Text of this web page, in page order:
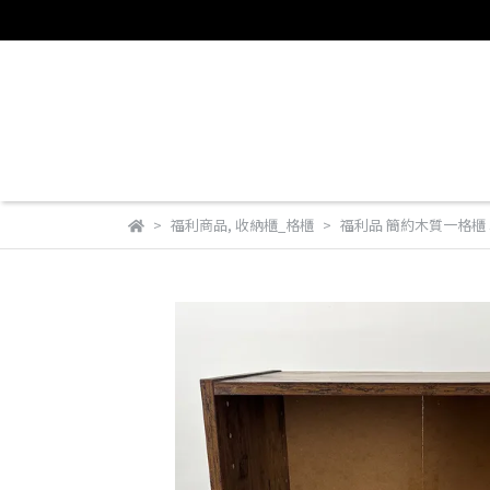
福利商品, 收納櫃_格櫃 福利品 簡約木質一格